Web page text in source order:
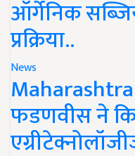
ऑर्गेनिक
प्रक्रिया..
News
फडणवीस ने